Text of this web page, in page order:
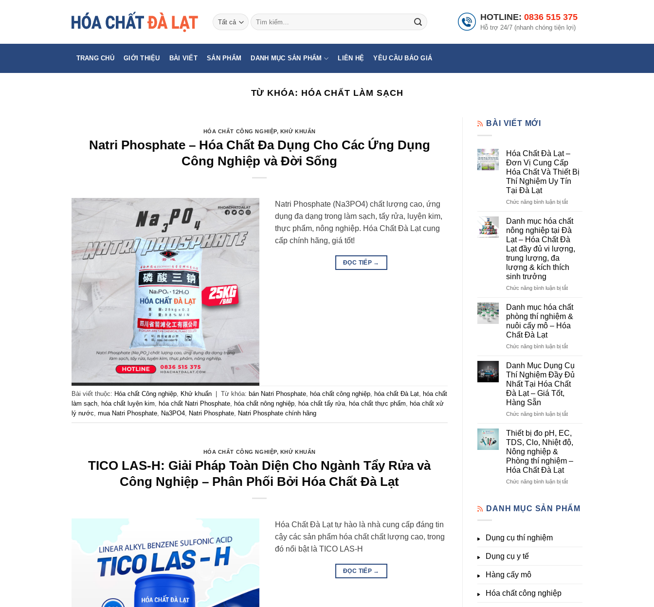
Tìm
kiếm:
HOTLINE: 0836 515 375
Hỗ trợ 24/7 (nhanh chóng tiện lợi)
TRANG CHỦ GIỚI THIỆU BÀI VIẾT SẢN PHẨM DANH MỤC SẢN PHẨM LIÊN HỆ YÊU CẦU BÁO GIÁ
TỪ KHÓA: HÓA CHẤT LÀM SẠCH
HÓA CHẤT CÔNG NGHIỆP, KHỬ KHUẨN
Natri Phosphate – Hóa Chất Đa Dụng Cho Các Ứng Dụng
Công Nghiệp và Đời Sống
Natri Phosphate (Na3PO4) chất lượng cao, ứng
dụng đa dạng trong làm sạch, tẩy rửa, luyện kim,
thực phẩm, nông nghiệp. Hóa Chất Đà Lạt cung
cấp chính hãng, giá tốt!
ĐỌC TIẾP →
Bài viết thuộc: Hóa chất Công nghiệp, Khử khuẩn Từ khóa: bán Natri Phosphate, hóa chất công nghiệp, hóa chất Đà Lạt, hóa chất
làm sạch, hóa chất luyện kim, hóa chất Natri Phosphate, hóa chất nông nghiệp, hóa chất tẩy rửa, hóa chất thực phẩm, hóa chất xử
lý nước, mua Natri Phosphate, Na3PO4, Natri Phosphate, Natri Phosphate chính hãng
HÓA CHẤT CÔNG NGHIỆP, KHỬ KHUẨN
TICO LAS-H: Giải Pháp Toàn Diện Cho Ngành Tẩy Rửa và
Công Nghiệp – Phân Phối Bởi Hóa Chất Đà Lạt
Hóa Chất Đà Lạt tự hào là nhà cung cấp đáng tin
cậy các sản phẩm hóa chất chất lượng cao, trong
đó nổi bật là TICO LAS-H
ĐỌC TIẾP →
BÀI VIẾT MỚI
Hóa Chất Đà Lạt –
Đơn Vị Cung Cấp
Hóa Chất Và Thiết Bị
Thí Nghiệm Uy Tín
Tại Đà Lạt
Chức năng bình luận bị tắtở
Chất
Đà
Lạt
–
Đơn
Cung
Thiết
Bị
Thí
Tín
Đà
Lạt
Danh mục hóa chất
nông nghiệp tại Đà
Lạt – Hóa Chất Đà
Lạt đầy đủ vi lượng,
trung lượng, đa
lượng & kích thích
sinh trưởng
Chức năng bình luận bị tắtở
mục
chất
nông
tại
Lạt
–
Hóa
Chất
đầy
lượng,
trung
đa
sinh
trưởng
Danh mục hóa chất
phòng thí nghiệm &
nuôi cấy mô – Hóa
Chất Đà Lạt
Chức năng bình luận bị tắtở
mục
hóa
chất
phòng
&
mô
–
Chất
Danh Mục Dụng Cụ
Thí Nghiệm Đầy Đủ
Nhất Tại Hóa Chất
Đà Lạt – Giá Tốt,
Hàng Sẵn
Chức năng bình luận bị tắtở
Mục
Dụng
Cụ
Nghiệm
Đủ
Hóa
Chất
Thiết bị đo pH, EC,
TDS, Clo, Nhiệt độ,
Nông nghiệp &
Phòng thí nghiệm –
Hóa Chất Đà Lạt
Chức năng bình luận bị tắtở
đo
DANH MỤC SẢN PHẨM
Dụng cụ thí nghiệm
Dụng cụ y tế
Hàng cấy mô
Hóa chất công nghiệp